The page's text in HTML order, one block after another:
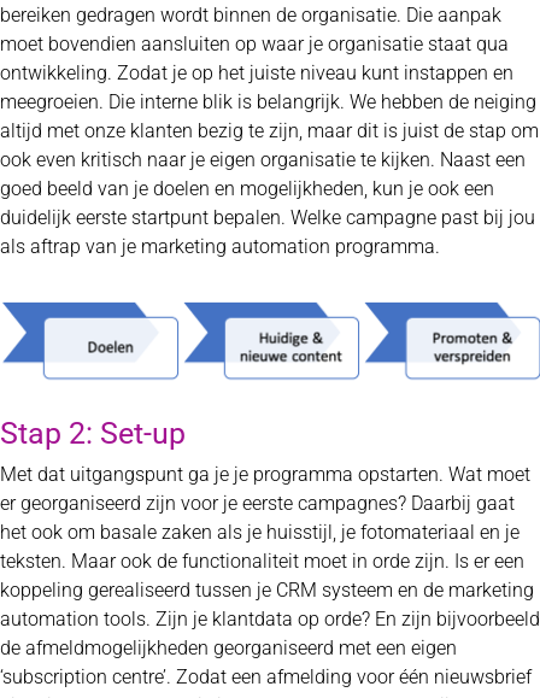
bereiken gedragen wordt binnen de organisatie. Die aanpak
moet bovendien aansluiten op waar je organisatie staat qua
ontwikkeling. Zodat je op het juiste niveau kunt instappen en
meegroeien. Die interne blik is belangrijk. We hebben de neiging
altijd met onze klanten bezig te zijn, maar dit is juist de stap om
ook even kritisch naar je eigen organisatie te kijken. Naast een
goed beeld van je doelen en mogelijkheden, kun je ook een
duidelijk eerste startpunt bepalen. Welke campagne past bij jou
als aftrap van je marketing automation programma.
Stap 2: Set-up
Met dat uitgangspunt ga je je programma opstarten. Wat moet
er georganiseerd zijn voor je eerste campagnes? Daarbij gaat
het ook om basale zaken als je huisstijl, je fotomateriaal en je
teksten. Maar ook de functionaliteit moet in orde zijn. Is er een
koppeling gerealiseerd tussen je CRM systeem en de marketing
automation tools. Zijn je klantdata op orde? En zijn bijvoorbeeld
de afmeldmogelijkheden georganiseerd met een eigen
‘subscription centre’. Zodat een afmelding voor één nieuwsbrief